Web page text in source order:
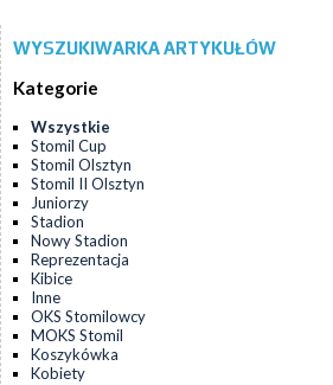
WYSZUKIWARKA ARTYKUŁÓW
Kategorie
Wszystkie
Stomil Cup
Stomil Olsztyn
Stomil II Olsztyn
Juniorzy
Stadion
Nowy Stadion
Reprezentacja
Kibice
Inne
OKS Stomilowcy
MOKS Stomil
Koszykówka
Kobiety